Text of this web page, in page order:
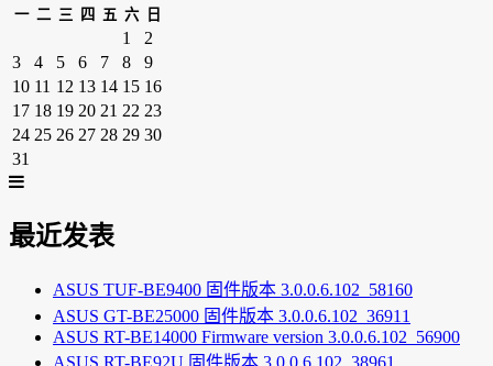
一 二 三 四 五 六 日
1
2
3
4 5 6 7 8
9
10 11 12 13 14 15 16
17 18 19 20 21 22 23
24 25 26 27 28 29 30
31
最近发表
ASUS TUF-BE9400 固件版本 3.0.0.6.102_58160
ASUS GT-BE25000 固件版本 3.0.0.6.102_36911
ASUS RT-BE14000 Firmware version 3.0.0.6.102_56900
ASUS RT-BE92U 固件版本 3.0.0.6.102_38961